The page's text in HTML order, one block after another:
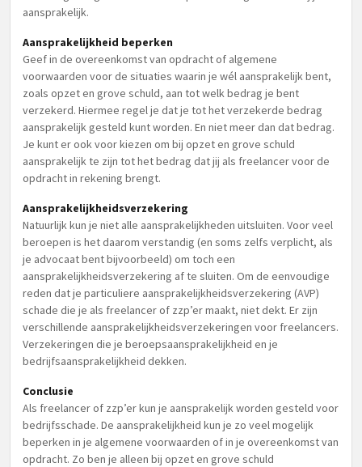
aansprakelijk.
Aansprakelijkheid beperken
Geef in de overeenkomst van opdracht of algemene
voorwaarden voor de situaties waarin je wél aansprakelijk bent,
zoals opzet en grove schuld, aan tot welk bedrag je bent
verzekerd. Hiermee regel je dat je tot het verzekerde bedrag
aansprakelijk gesteld kunt worden. En niet meer dan dat bedrag.
Je kunt er ook voor kiezen om bij opzet en grove schuld
aansprakelijk te zijn tot het bedrag dat jij als freelancer voor de
opdracht in rekening brengt.
Aansprakelijkheidsverzekering
Natuurlijk kun je niet alle aansprakelijkheden uitsluiten. Voor veel
beroepen is het daarom verstandig (en soms zelfs verplicht, als
je advocaat bent bijvoorbeeld) om toch een
aansprakelijkheidsverzekering af te sluiten. Om de eenvoudige
reden dat je particuliere aansprakelijkheidsverzekering (AVP)
schade die je als freelancer of zzp’er maakt, niet dekt. Er zijn
verschillende aansprakelijkheidsverzekeringen voor freelancers.
Verzekeringen die je beroepsaansprakelijkheid en je
bedrijfsaansprakelijkheid dekken.
Conclusie
Als freelancer of zzp’er kun je aansprakelijk worden gesteld voor
bedrijfsschade. De aansprakelijkheid kun je zo veel mogelijk
beperken in je algemene voorwaarden of in je overeenkomst van
opdracht. Zo ben je alleen bij opzet en grove schuld